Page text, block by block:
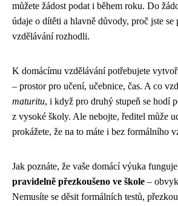
můžete žádost podat i během roku. Do
údaje o dítěti a hlavně důvody, proč jste se
vzdělávání rozhodli.
K domácímu vzdělávání potřebujete
– prostor pro učení, učebnice, čas. A co
maturitu, i když pro druhý stupeň se hodí
z vysoké školy. Ale nebojte, ředitel může
prokážete, že na to máte i bez formálního
Jak poznáte, že vaše domácí výuka
pravidelně přezkoušeno ve škole –
Nemusíte se děsit formálních testů,